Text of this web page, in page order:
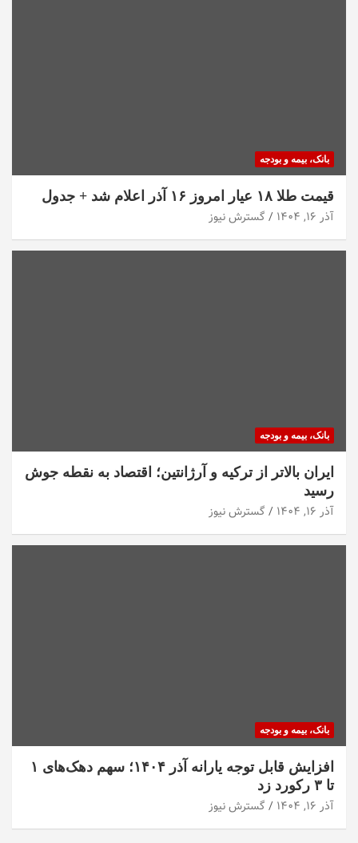
بانک، بیمه و بودجه
قیمت طلا ۱۸ عیار امروز ۱۶ آذر اعلام شد + جدول
آذر ۱۶, ۱۴۰۴ گسترش نیوز
بانک، بیمه و بودجه
ایران بالاتر از ترکیه و آرژانتین؛ اقتصاد به نقطه جوش
رسید
آذر ۱۶, ۱۴۰۴ گسترش نیوز
بانک، بیمه و بودجه
افزایش قابل توجه یارانه آذر ۱۴۰۴؛ سهم دهک‌های ۱
تا ۳ رکورد زد
آذر ۱۶, ۱۴۰۴ گسترش نیوز